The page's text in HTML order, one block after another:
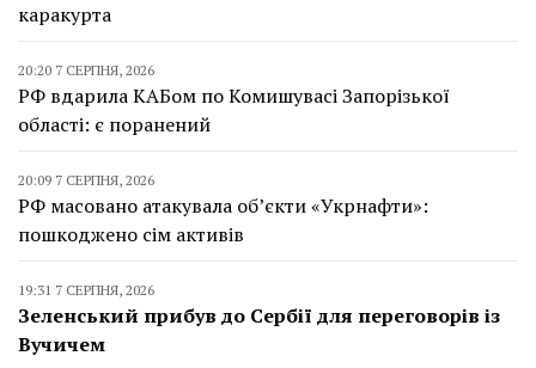
каракурта
20:20 7 СЕРПНЯ, 2026
РФ вдарила КАБом по Комишувасі Запорізької
області: є поранений
20:09 7 СЕРПНЯ, 2026
РФ масовано атакувала об’єкти «Укрнафти»:
пошкоджено сім активів
19:31 7 СЕРПНЯ, 2026
Зеленський прибув до Сербії для переговорів із
Вучичем